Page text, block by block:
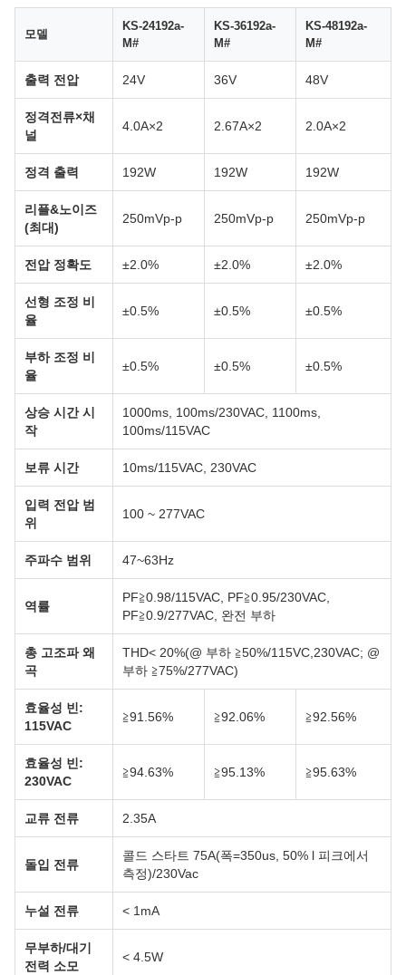
모델
KS-24192a-
M#
KS-36192a-
M#
KS-48192a-
M#
출력 전압 24V 36V 48V
정격전류×채
널
4.0A×2 2.67A×2 2.0A×2
정격 출력 192W 192W 192W
리플&노이즈
(최대)
250mVp-p 250mVp-p 250mVp-p
전압 정확도 ±2.0% ±2.0% ±2.0%
선형 조정 비
율
±0.5% ±0.5% ±0.5%
부하 조정 비
율
±0.5% ±0.5% ±0.5%
상승 시간 시
작
1000ms, 100ms/230VAC, 1100ms,
100ms/115VAC
보류 시간 10ms/115VAC, 230VAC
입력 전압 범
위
100 ~ 277VAC
주파수 범위 47~63Hz
역률
PF≧0.98/115VAC, PF≧0.95/230VAC,
PF≧0.9/277VAC, 완전 부하
총 고조파 왜
곡
THD< 20%(@ 부하 ≧50%/115VC,230VAC; @
부하 ≧75%/277VAC)
효율성 빈:
115VAC
≧91.56% ≧92.06% ≧92.56%
효율성 빈:
230VAC
≧94.63% ≧95.13% ≧95.63%
교류 전류 2.35A
돌입 전류
콜드 스타트 ​​75A(폭=350us, 50% l 피크에서
측정)/230Vac
누설 전류 < 1mA
무부하/대기
전력 소모
< 4.5W